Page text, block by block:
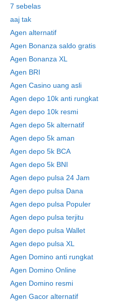
7 sebelas
aaj tak
Agen alternatif
Agen Bonanza saldo gratis
Agen Bonanza XL
Agen BRI
Agen Casino uang asli
Agen depo 10k anti rungkat
Agen depo 10k resmi
Agen depo 5k alternatif
Agen depo 5k aman
Agen depo 5k BCA
Agen depo 5k BNI
Agen depo pulsa 24 Jam
Agen depo pulsa Dana
Agen depo pulsa Populer
Agen depo pulsa terjitu
Agen depo pulsa Wallet
Agen depo pulsa XL
Agen Domino anti rungkat
Agen Domino Online
Agen Domino resmi
Agen Gacor alternatif